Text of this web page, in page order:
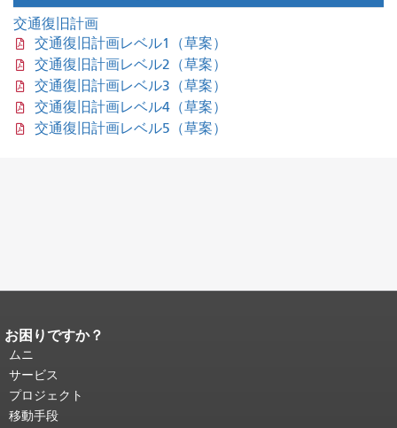
交通復旧計画
交通復旧計画レベル1（草案）
交通復旧計画レベル2（草案）
交通復旧計画レベル3（草案）
交通復旧計画レベル4（草案）
交通復旧計画レベル5（草案）
ページコンテンツの終わり。
ジの残りの部分はすべてのページで繰
り返されます。
頭に戻る。
お困りですか？
ムニ
サービス
プロジェクト
移動手段